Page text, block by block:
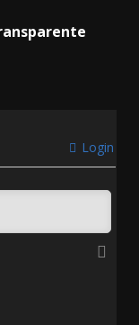
Login